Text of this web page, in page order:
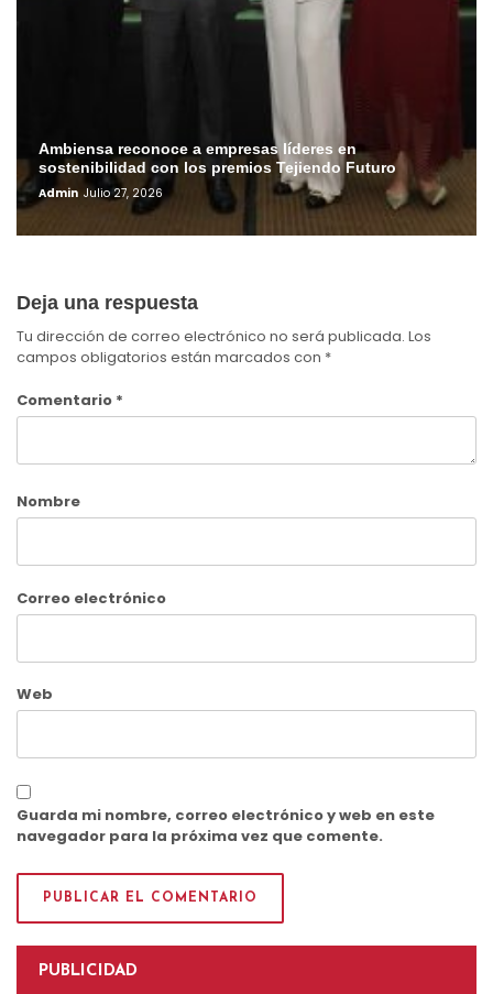
Ambiensa reconoce a empresas líderes en
sostenibilidad con los premios Tejiendo Futuro
Admin Julio 27, 2026
Deja una respuesta
Tu dirección de correo electrónico no será publicada. Los
campos obligatorios están marcados con *
Comentario *
Nombre
Correo electrónico
Web
Guarda mi nombre, correo electrónico y web en este
navegador para la próxima vez que comente.
PUBLICIDAD